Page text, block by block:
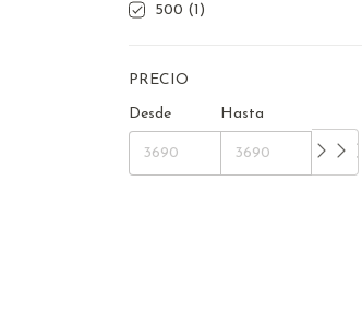
500 (1)
PRECIO
Desde Hasta